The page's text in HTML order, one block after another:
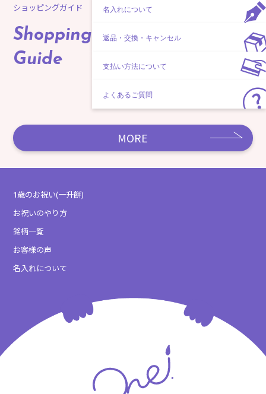
ショッピングガイド
Shopping
Guide
MORE
名入れについて
返品・交換・キャンセル
支払い方法について
よくあるご質問
1歳のお祝い(一升餅)
お祝いのやり方
銘柄一覧
お客様の声
名入れについて